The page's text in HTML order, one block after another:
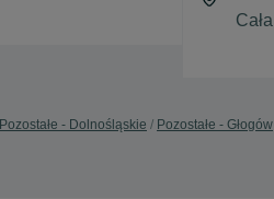
Pozostałe - Dolnośląskie Pozostałe - Głogów